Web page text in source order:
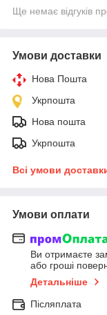
Ще немає відгуків
Умови доставки
Нова Пошта
Укрпошта
Нова пошта
Укрпошта
Всі умови
Умови оплати
Ви отримаєте
або гроші
Детальніше
Післяплата